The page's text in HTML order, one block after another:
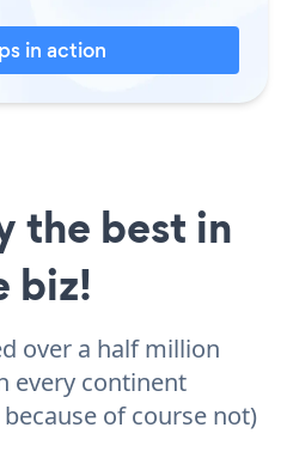
in action
the best in
biz!
over a half million
every continent
of course not)